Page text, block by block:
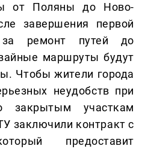
от Поляны до Ново-
завершения первой
ремонт путей до
маршруты будут
Чтобы жители города
неудобств при
закрытым участкам
заключили контракт с
предоставит